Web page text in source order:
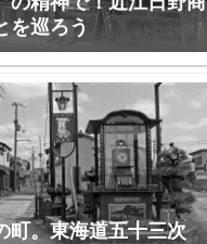
を巡ろう
町。東海道五十三次